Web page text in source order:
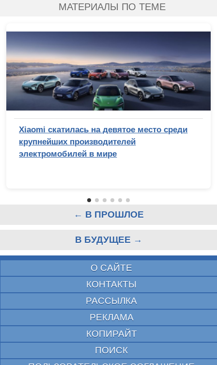
МАТЕРИАЛЫ ПО ТЕМЕ
Xiaomi скатилась на девятое место среди
крупнейших производителей
электромобилей в мире
← В ПРОШЛОЕ
В БУДУЩЕЕ →
О САЙТЕ
КОНТАКТЫ
РАССЫЛКА
РЕКЛАМА
КОПИРАЙТ
ПОИСК